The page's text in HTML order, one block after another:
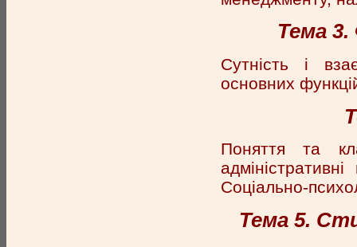
Тема
Сутність і
основних
Поняття та
Соціально-
Тема 5.